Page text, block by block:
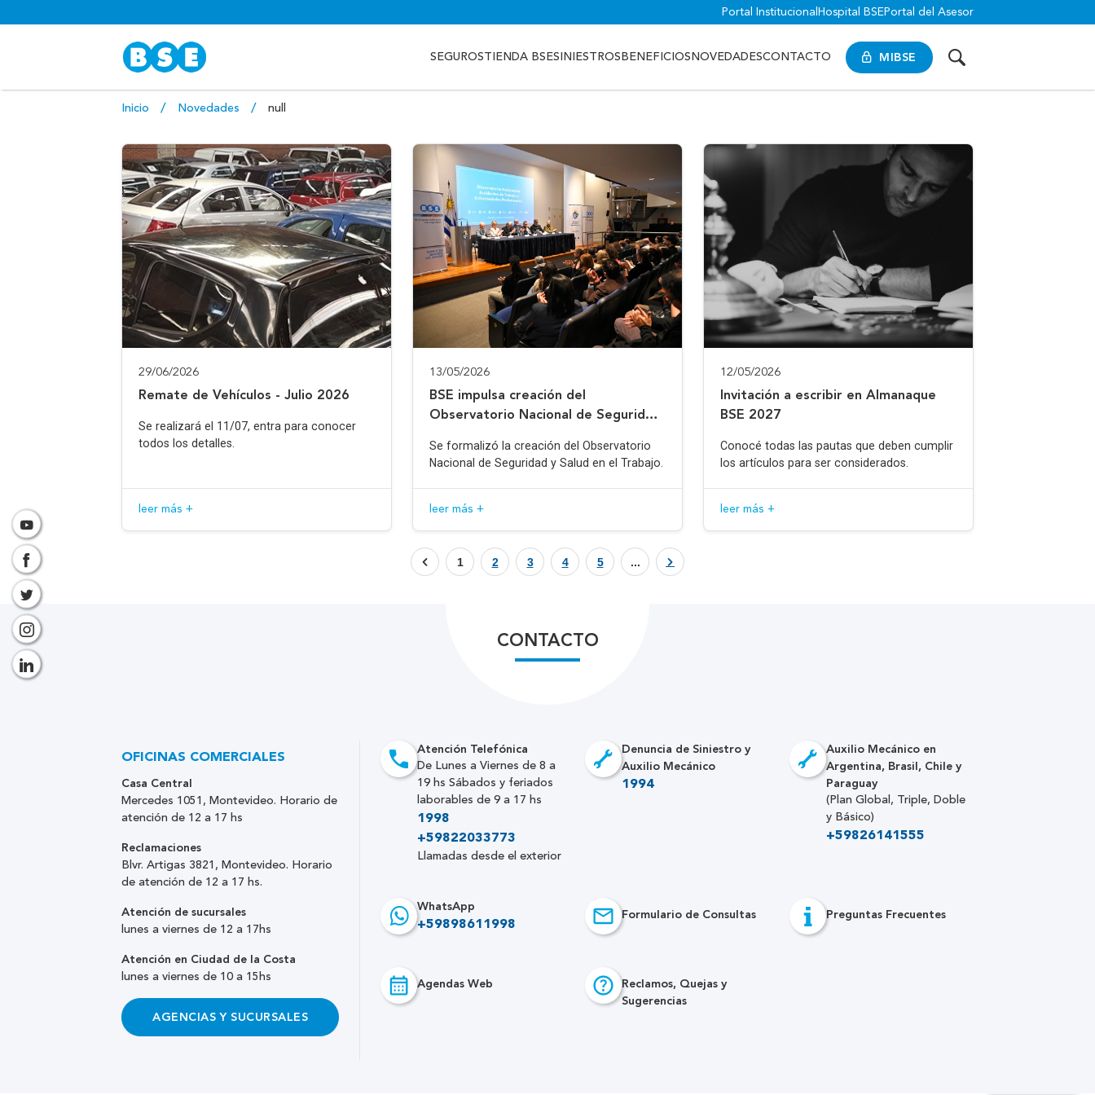
Portal Institucional Hospital BSE Portal del Asesor
MIBSE
SEGUROSTIENDA BSESINIESTROS BENEFICIOS NOVEDADESCONTACTO
Inicio Novedades null
29/06/2026
Remate de Vehículos - Julio 2026
Se realizará el 11/07, entra para conocer
todos los detalles.
leer más +
13/05/2026
BSE impulsa creación del
Observatorio Nacional de Seguridad
Se formalizó la creación del Observatorio
Nacional de Seguridad y Salud en el Trabajo.
leer más +
12/05/2026
Invitación a escribir en Almanaque
BSE 2027
Conocé todas las pautas que deben cumplir
los artículos para ser considerados.
leer más +
1 2 3 4 5 ...
CONTACTO
Atención Telefónica
De Lunes a Viernes de 8 a
19 hs Sábados y feriados
laborables de 9 a 17 hs
1998
+59822033773
Llamadas desde el exterior
Denuncia de Siniestro y
Auxilio Mecánico
1994
Auxilio Mecánico en
Argentina, Brasil, Chile y
Paraguay
(Plan Global, Triple, Doble
y Básico)
+59826141555
WhatsApp
+59898611998
Formulario de Consultas Preguntas Frecuentes
Agendas Web
Reclamos, Quejas y
Sugerencias
OFICINAS COMERCIALES
Casa Central
Mercedes 1051, Montevideo. Horario de
atención de 12 a 17 hs
Reclamaciones
Blvr. Artigas 3821, Montevideo. Horario
de atención de 12 a 17 hs.
Atención de sucursales
lunes a viernes de 12 a 17hs
Atención en Ciudad de la Costa
lunes a viernes de 10 a 15hs
AGENCIAS Y SUCURSALES